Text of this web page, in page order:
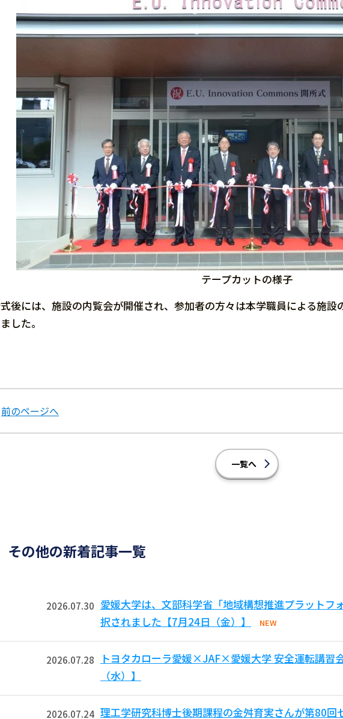
テープカットの様子
後には、施設の内覧会が開催され、参加者の方々は本学職員による施
した。
前のページへ
一覧へ
その他の新着記事一覧
2026.07.30 愛媛大学は、文部科学省「地域構想推進プラットフ
択されました【7月24日（金）】
NEW
2026.07.28
トヨタカローラ愛媛×JAF×愛媛大学 安全運転講習
（水）】
2026.07.24 理工学研究科博士後期課程の金舛育実さんが第80回